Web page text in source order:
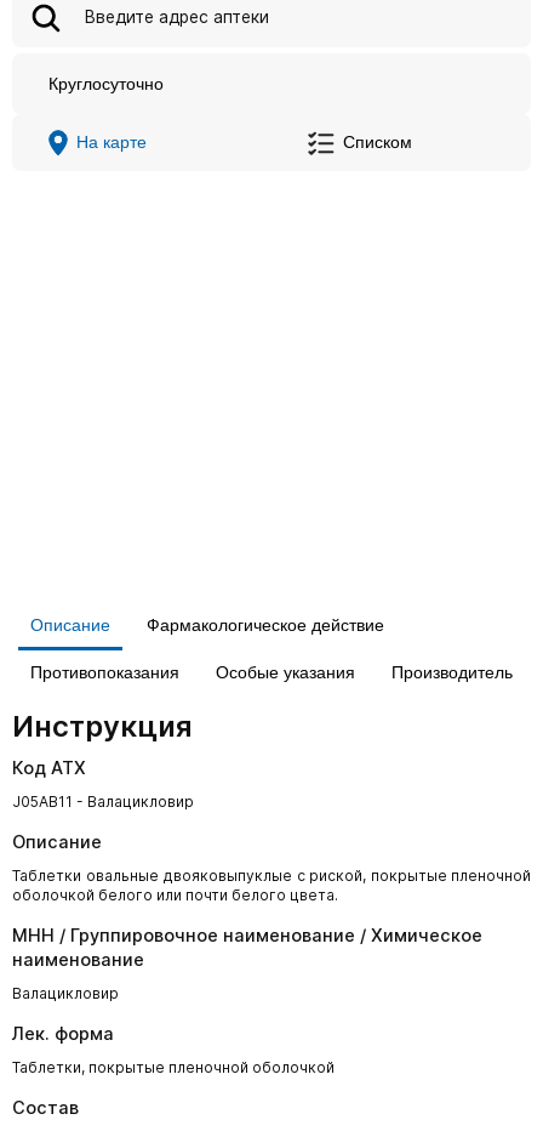
Круглосуточно
На карте Списком
Описание Фармакологическое действие
Противопоказания Особые указания Производитель
Инструкция
Код АТХ
J05AB11 - Валацикловир
Описание
Таблетки овальные двояковыпуклые с риской, покрытые пленочной
оболочкой белого или почти белого цвета.
МНН / Группировочное наименование / Химическое
наименование
Валацикловир
Лек. форма
Таблетки, покрытые пленочной оболочкой
Состав